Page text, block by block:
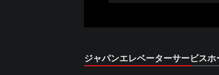
ジャパンエレベーターサービス